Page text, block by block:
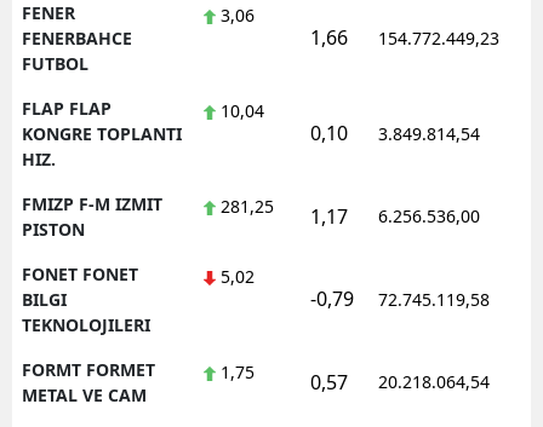
FENER
FENERBAHCE
FUTBOL
3,06
1,66 154.772.449,23
FLAP FLAP
KONGRE TOPLANTI
HIZ.
10,04
0,10 3.849.814,54
FMIZP F-M IZMIT
PISTON
281,25 1,17 6.256.536,00
FONET FONET
BILGI
TEKNOLOJILERI
5,02
-0,79 72.745.119,58
FORMT FORMET
METAL VE CAM
1,75 0,57 20.218.064,54